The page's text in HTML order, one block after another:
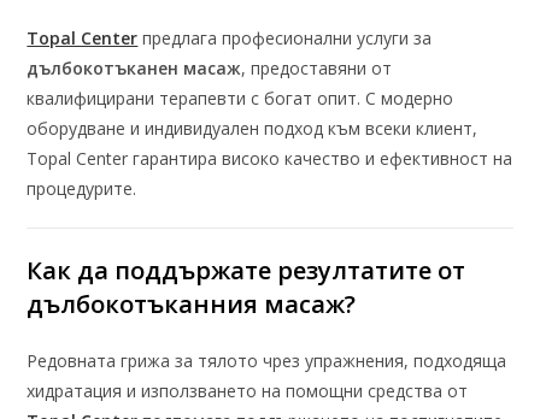
Topal Center предлага професионални услуги за
дълбокотъканен масаж, предоставяни от
квалифицирани терапевти с богат опит. С модерно
оборудване и индивидуален подход към всеки клиент,
Topal Center гарантира високо качество и ефективност на
процедурите.
Как да поддържате резултатите от
дълбокотъканния масаж?
Редовната грижа за тялото чрез упражнения, подходяща
хидратация и използването на помощни средства от